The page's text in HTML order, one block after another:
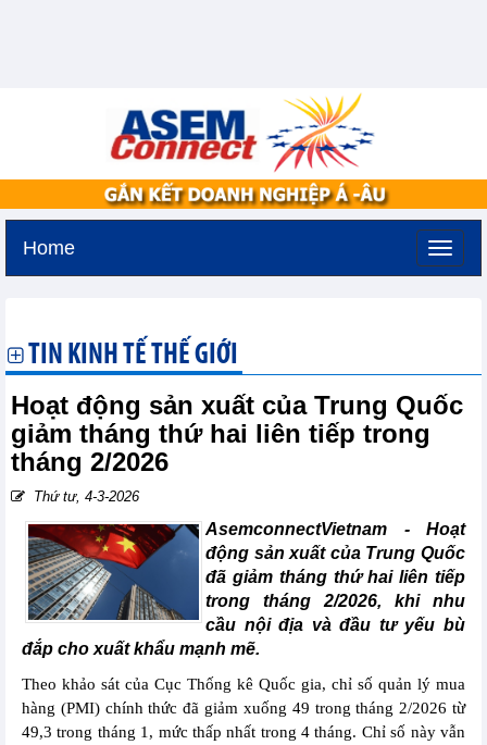
Home
TIN KINH TẾ THẾ GIỚI
Hoạt động sản xuất của Trung Quốc
giảm tháng thứ hai liên tiếp trong
tháng 2/2026
Thứ tư, 4-3-2026
AsemconnectVietnam - Hoạt
động sản xuất của Trung Quốc
đã giảm tháng thứ hai liên tiếp
trong tháng 2/2026, khi nhu
cầu nội địa và đầu tư yếu bù
đắp cho xuất khẩu mạnh mẽ.
Theo khảo sát của Cục Thống kê Quốc gia, chỉ số quản lý mua
hàng (PMI) chính thức đã giảm xuống 49 trong tháng 2/2026 từ
49,3 trong tháng 1, mức thấp nhất trong 4 tháng. Chỉ số này vẫn